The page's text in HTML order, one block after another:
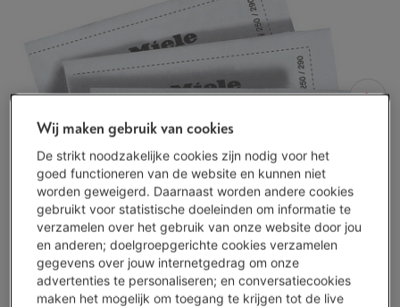
Wij maken gebruik van cookies
De strikt noodzakelijke cookies zijn nodig voor het
goed functioneren van de website en kunnen niet
worden geweigerd. Daarnaast worden andere cookies
gebruikt voor statistische doeleinden om informatie te
verzamelen over het gebruik van onze website door jou
en anderen; doelgroepgerichte cookies verzamelen
gegevens over jouw internetgedrag om onze
advertenties te personaliseren; en conversatiecookies
maken het mogelijk om toegang te krijgen tot de live